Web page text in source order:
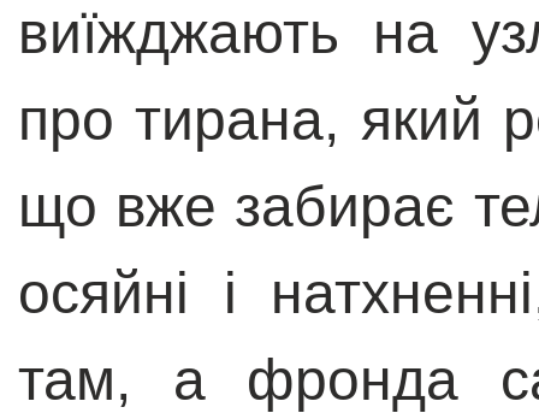
виїжджають на
про тирана, який
що вже забирає
осяйні і
там, а фронда